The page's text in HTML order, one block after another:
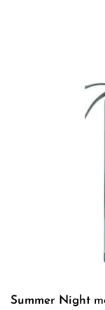
Summer Night